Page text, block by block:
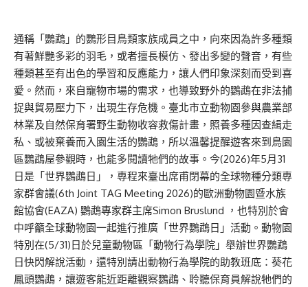
通稱「鸚鵡」的鸚形目鳥類家族成員之中，向來因為許多種類
有著鮮艷多彩的羽毛，或者擅長模仿、發出多變的聲音，有些
種類甚至有出色的學習和反應能力，讓人們印象深刻而受到喜
愛。然而，來自寵物市場的需求，也導致野外的鸚鵡在非法捕
捉與貿易壓力下，出現生存危機。臺北市立動物園參與農業部
林業及自然保育署野生動物收容救傷計畫，照養多種因查緝走
私、或被棄養而入園生活的鸚鵡，所以溫馨提醒遊客來到鳥園
區鸚鵡屋參觀時，也能多閱讀牠們的故事。今(2026)年5月31
日是「世界鸚鵡日」，專程來臺出席甫閉幕的全球物種分類專
家群會議(6th Joint TAG Meeting 2026)的歐洲動物園暨水族
館協會(EAZA) 鸚鵡專家群主席Simon Bruslund ，也特別於會
中呼籲全球動物園一起進行推廣「世界鸚鵡日」活動。動物園
特別在(5/31)日於兒童動物區「動物行為學院」舉辦世界鸚鵡
日快閃解說活動，還特別請出動物行為學院的助教班底：葵花
鳳頭鸚鵡，讓遊客能近距離觀察鸚鵡、聆聽保育員解說牠們的